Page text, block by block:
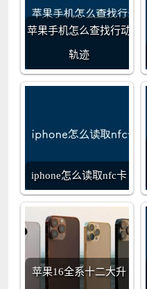
苹果手机怎么查找行动
轨迹
iphone怎么读取nfc卡
苹果16全系十二大升